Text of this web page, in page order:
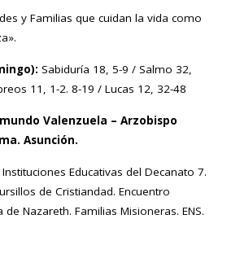
y Familias que cuidan la vida como
Sabiduría 18, 5-9 / Salmo 32,
11, 1-2. 8-19 / Lucas 12, 32-48
Valenzuela – Arzobispo
Asunción.
Educativas del Decanato 7.
de Cristiandad. Encuentro
Nazareth. Familias Misioneras. ENS.